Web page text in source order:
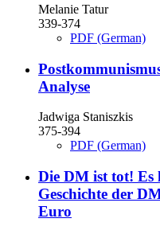
Melanie Tatur
339-374
PDF (German)
Analyse
Jadwiga Staniszkis
375-394
PDF (German)
Die DM ist tot! Es
Geschichte der
Euro